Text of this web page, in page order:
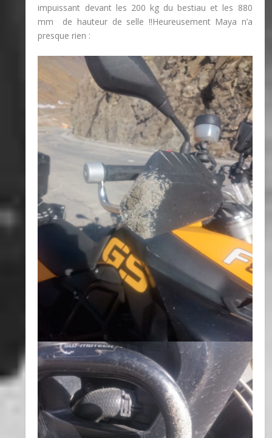
impuissant devant les 200 kg du bestiau et les 880
mm de hauteur de selle !!Heureusement Maya n’a
presque rien :